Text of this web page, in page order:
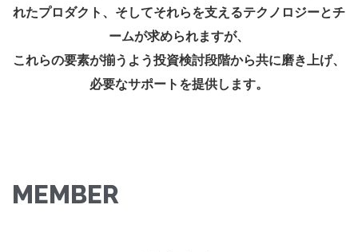
れたプロダクト、そしてそれらを支えるテクノロジーとチ
ームが求められますが、
これらの要素が揃うよう投資検討段階から共に磨き上げ、
必要なサポートを提供します。
MEMBER